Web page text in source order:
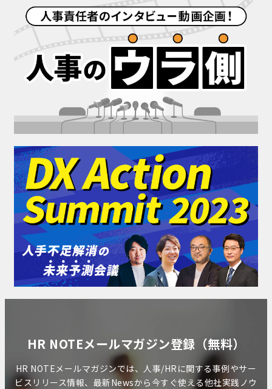
HR NOTEメールマガジン登録（無料）
HR NOTEメールマガジンでは、人事/HRに関する事例やサー
ビスリリース情報、最新Newsから今すぐ使える他社実践ノウ